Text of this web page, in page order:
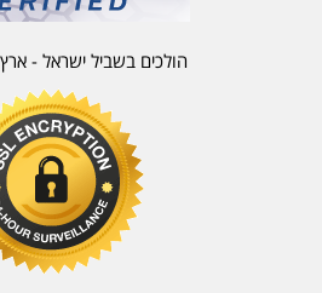
הולכים בשביל ישראל - ארץ